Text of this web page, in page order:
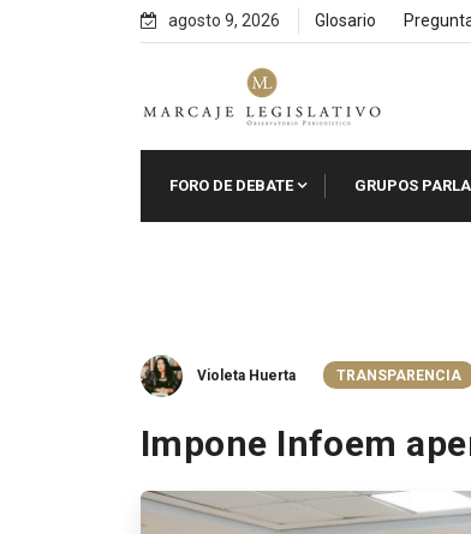
agosto 9, 2026 Glosario
FORO DE DEBATE GRUPOS
Violeta Huerta TRANSPARENCIA
Impone Infoem